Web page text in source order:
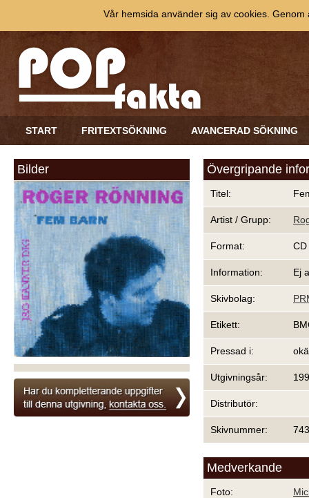
START FRITEXTSÖKNING AVANCERAD SÖKNING
Bilder Övergripande
Titel:
Artist / Grupp:
Format: CD
Information: Ej
Skivbolag:
Etikett:
Pressad i:
Utgivningsår:
Distributör:
Skivnummer:
Medverkande
Foto:
Vår hemsida använder sig av cookies.